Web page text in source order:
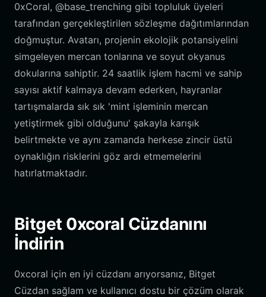
0xCoral, @base_trenching gibi topluluk üyeleri
tarafından gerçekleştirilen sözleşme dağıtımlarından
doğmuştur. Avatarı, projenin ekolojik potansiyelini
simgeleyen mercan tonlarına ve soyut okyanus
dokularına sahiptir. 24 saatlik işlem hacmi ve sahip
sayısı aktif kalmaya devam ederken, hayranlar
tartışmalarda sık sık 'mint işleminin mercan
yetiştirmek gibi olduğunu' şakayla karışık
belirtmekte ve aynı zamanda herkese zincir üstü
oynaklığın risklerini göz ardı etmemelerini
hatırlatmaktadır.
Bitget 0xcoral Cüzdanını
İndirin
0xcoral için en iyi cüzdanı arıyorsanız, Bitget
Cüzdan sağlam ve kullanıcı dostu bir çözüm olarak